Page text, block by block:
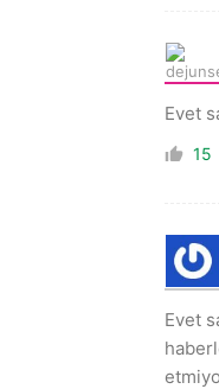
Evet
15
Evet